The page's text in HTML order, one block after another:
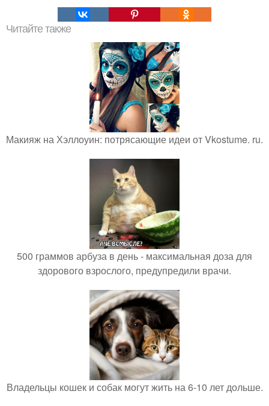
Читайте также
Макияж на Хэллоуин: потрясающие идеи от Vkostume. ru.
500 граммов арбуза в день - максимальная доза для
здорового взрослого, предупредили врачи.
Владельцы кошек и собак могут жить на 6-10 лет дольше.